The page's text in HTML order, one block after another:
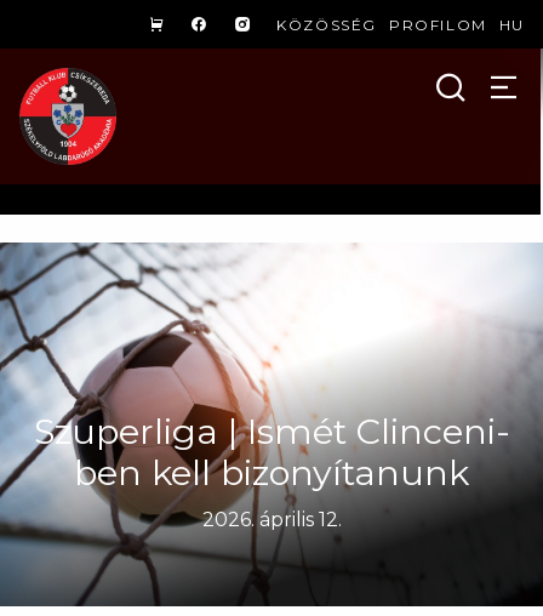
KÖZÖSSÉG PROFILOM HU
Szuperliga | Ismét Clinceni-
ben kell bizonyítanunk
2026. április 12.